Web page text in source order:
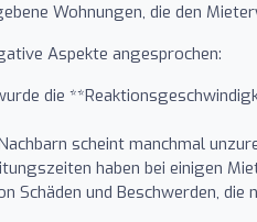
Wohnungen, die den
Aspekte angesprochen:
die
scheint manchmal
haben bei einigen
Schäden und Beschwerden, die